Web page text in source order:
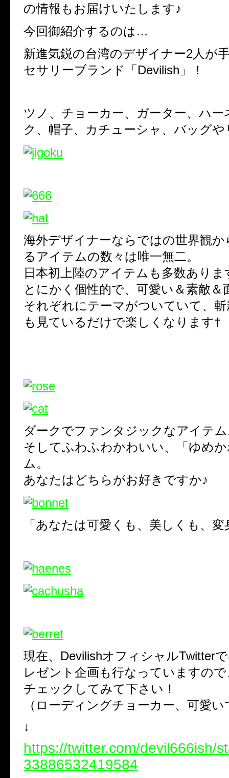
の情報もお届けいたします♪
今回御紹介するのは…
新進気鋭の台湾のデザイナー2人が
セサリーブランド「Devilish」！
ツノ、チョーカー、ガーター、ハー
ク、帽子、カチューシャ、バッグ
海外デザイナーならではの世界観
るアイテムの数々は唯一無二。
日本初上陸のアイテムも多数ありま
とにかく個性的で、可愛い＆素敵＆
それぞれにテーマがついていて、
も見ているだけで楽しくなります†
ダークでファンタジックなアイテ
そしてふわふわかわいい、「ゆめ
ム。
あなたはどちらがお好きですか♪
「あなたは可愛くも、美しくも、
現在、DevilishオフィシャルTwitter
レゼント企画も行なっていますので
チェックしてみて下さい！
（ローディングチョーカー、可愛
↓
https://twitter.com/devil666ish/
33886532419584